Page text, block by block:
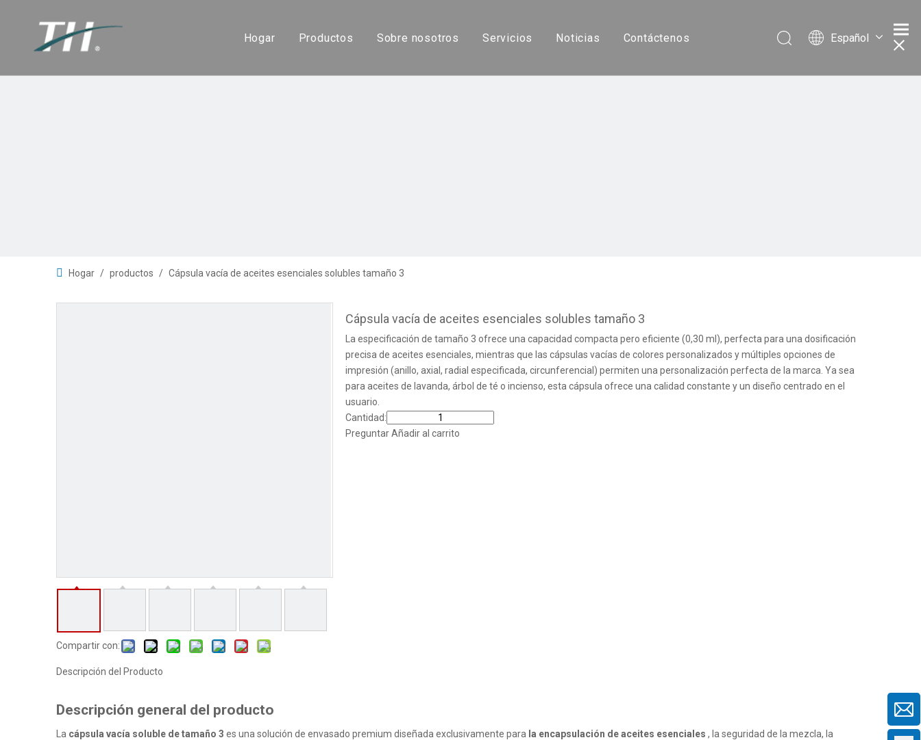
Hogar Productos Sobre nosotros Servicios Noticias Contáctenos Español
Pусский
Hogar / productos / Cápsula vacía de aceites esenciales solubles tamaño 3
Compartir con:
Cápsula vacía de aceites esenciales solubles tamaño 3
La especificación de tamaño 3 ofrece una capacidad compacta pero eficiente (0,30 ml), perfecta para una dosificación
precisa de aceites esenciales, mientras que las cápsulas vacías de colores personalizados y múltiples opciones de
impresión (anillo, axial, radial especificada, circunferencial) permiten una personalización perfecta de la marca. Ya sea
para aceites de lavanda, árbol de té o incienso, esta cápsula ofrece una calidad constante y un diseño centrado en el
usuario.
Cantidad:
PreguntarAñadir al carrito
Descripción del Producto
Descripción general del producto
La cápsula vacía soluble de tamaño 3 es una solución de envasado premium diseñada exclusivamente para la encapsulación de aceites esenciales , la seguridad de la mezcla, la